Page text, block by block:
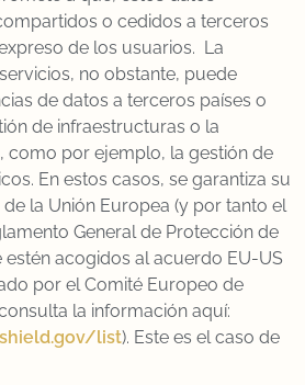
o cedidos a terceros
de los usuarios. La
no obstante, puede
de datos a terceros países o
de infraestructuras o la
como por ejemplo, la gestión de
En estos casos, se garantiza su
la Unión Europea (y por tanto el
General de Protección de
acogidos al acuerdo EU-US
por el Comité Europeo de
la información aquí:
list). Este es el caso de